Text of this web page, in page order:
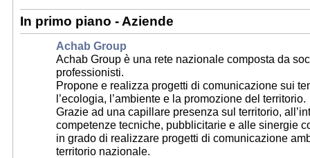
In primo piano - Aziende
Achab Group
Achab Group è una rete nazionale composta da
professionisti.
Propone e realizza progetti di comunicazione sui
l’ecologia, l’ambiente e la promozione del territorio.
Grazie ad una capillare presenza sul territorio,
competenze tecniche, pubblicitarie e alle sinergie
in grado di realizzare progetti di comunicazione
territorio nazionale.